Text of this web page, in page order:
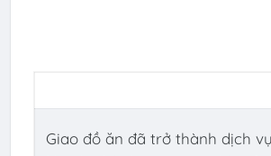
Giao đồ ăn đã trở thành dịch